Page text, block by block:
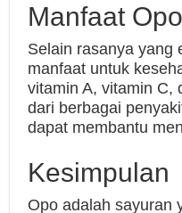
Manfaat Opo
Selain rasanya yang
manfaat untuk
vitamin A, vitamin C,
dari berbagai
dapat membantu
Kesimpulan
Opo adalah sayuran